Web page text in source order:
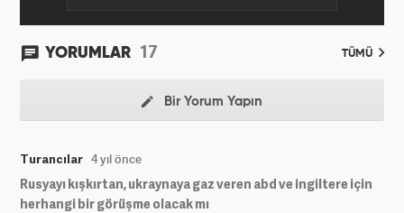
YORUMLAR 17 TÜMÜ
Bir Yorum Yapın
Turancılar 4 yıl önce
Rusyayı kışkırtan, ukraynaya gaz veren abd ve ingiltere için
herhangi bir görüşme olacak mı